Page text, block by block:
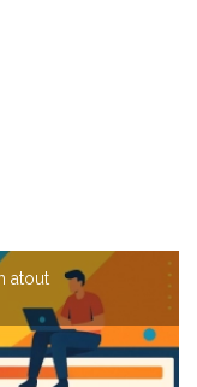
Naviguer dans